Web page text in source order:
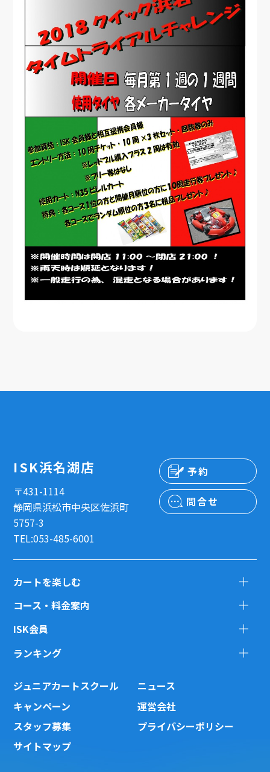
ISK浜名湖店
〒431-1114
静岡県浜松市中央区佐浜町
5757-3
TEL:053-485-6001
予約
問合せ
カートを楽しむ
コース・料金案内
ISK会員
ランキング
ジュニアカートスクール
ニュース
キャンペーン
運営会社
スタッフ募集
プライバシーポリシー
サイトマップ